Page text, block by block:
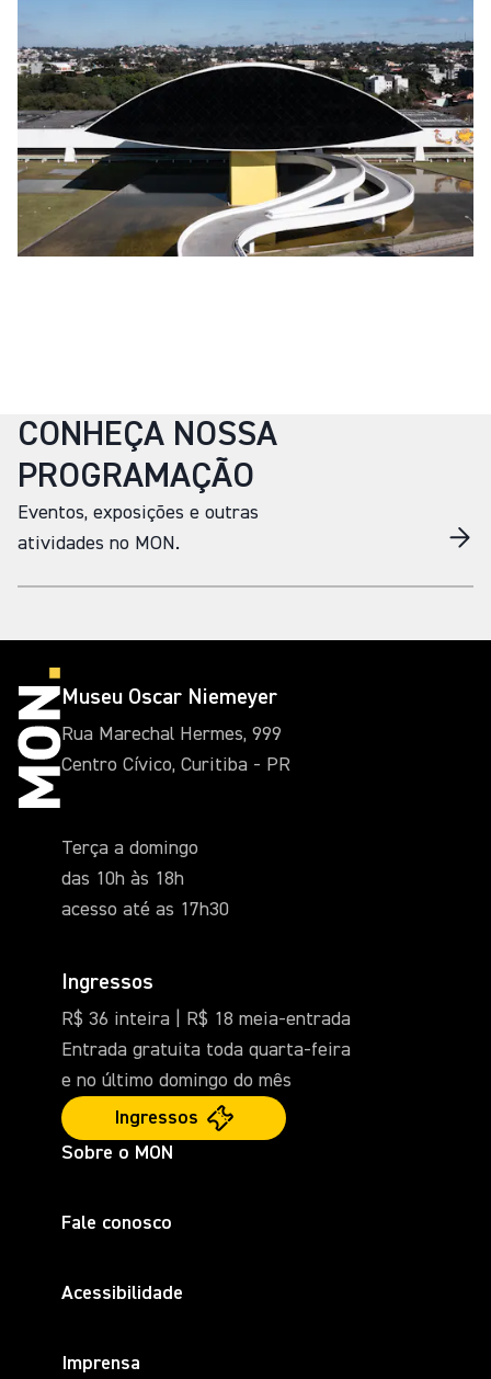
CONHEÇA NOSSA
PROGRAMAÇÃO
Eventos, exposições e outras
atividades no MON.
Museu Oscar Niemeyer
Rua Marechal Hermes, 999
Centro Cívico, Curitiba - PR
Terça a domingo
das 10h às 18h
acesso até as 17h30
Ingressos
R$ 36 inteira | R$ 18 meia-entrada
Entrada gratuita toda quarta-feira
e no último domingo do mês
Ingressos
Sobre o MON
Fale conosco
Acessibilidade
Imprensa